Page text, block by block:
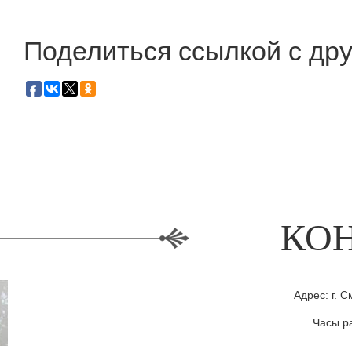
Поделиться ссылкой с
Адрес: г.
Часы